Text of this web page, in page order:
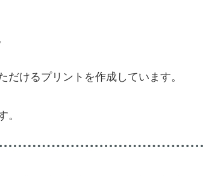
けるプリントを作成しています。
。